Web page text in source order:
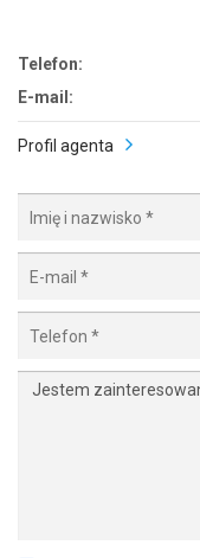
Telefon:
E-mail:
Profil agenta